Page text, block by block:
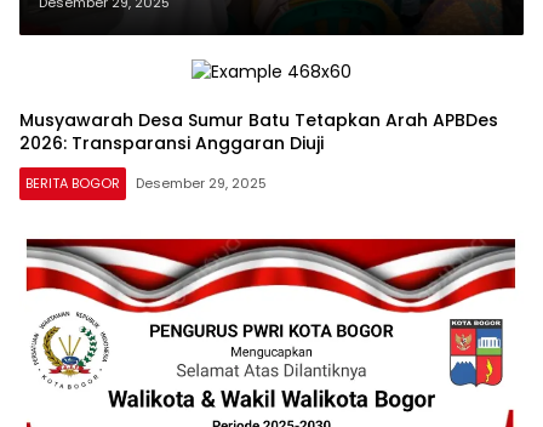
Musyawarah Desa Sumur Batu Tetapkan Arah APBDes
2026: Transparansi Anggaran Diuji
BERITA BOGOR Desember 29, 2025